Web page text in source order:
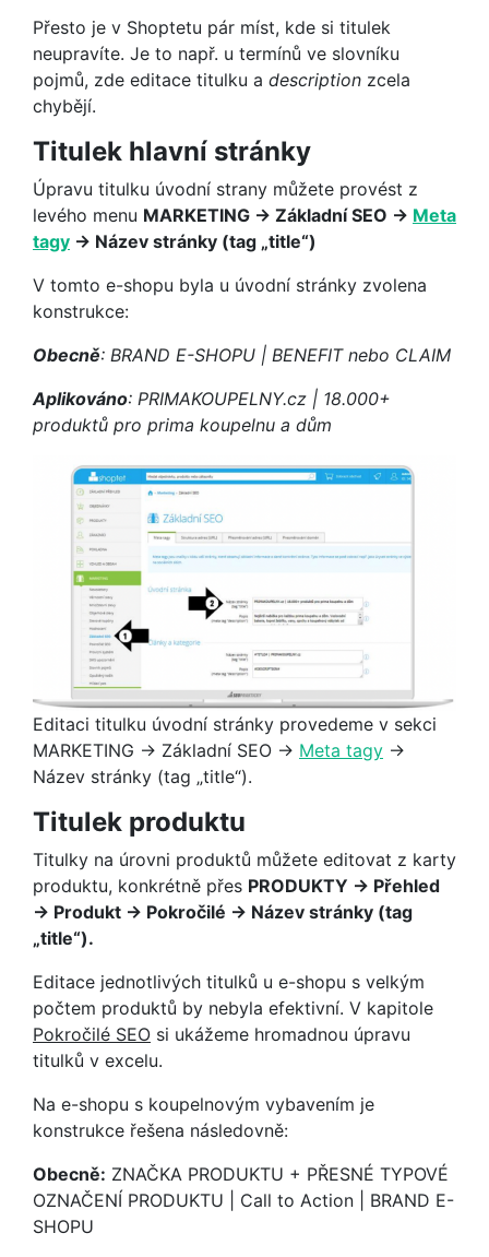
Přesto je v Shoptetu pár míst, kde si titulek
neupravíte. Je to např. u termínů ve slovníku
pojmů, zde editace titulku a description zcela
chybějí.
Titulek hlavní stránky
Úpravu titulku úvodní strany můžete provést z
levého menu MARKETING → Základní SEO → Meta
tagy → Název stránky (tag „title“)
V tomto e-shopu byla u úvodní stránky zvolena
konstrukce:
Obecně: BRAND E-SHOPU | BENEFIT nebo CLAIM
Aplikováno: PRIMAKOUPELNY.cz | 18.000+
produktů pro prima koupelnu a dům
Editaci titulku úvodní stránky provedeme v sekci
MARKETING → Základní SEO → Meta tagy →
Název stránky (tag „title“).
Titulek produktu
Titulky na úrovni produktů můžete editovat z karty
produktu, konkrétně přes PRODUKTY → Přehled
→ Produkt → Pokročilé → Název stránky (tag
„title“).
Editace jednotlivých titulků u e-shopu s velkým
počtem produktů by nebyla efektivní. V kapitole
Pokročilé SEO si ukážeme hromadnou úpravu
titulků v excelu.
Na e-shopu s koupelnovým vybavením je
konstrukce řešena následovně:
Obecně: ZNAČKA PRODUKTU + PŘESNÉ TYPOVÉ
OZNAČENÍ PRODUKTU | Call to Action | BRAND E-
SHOPU